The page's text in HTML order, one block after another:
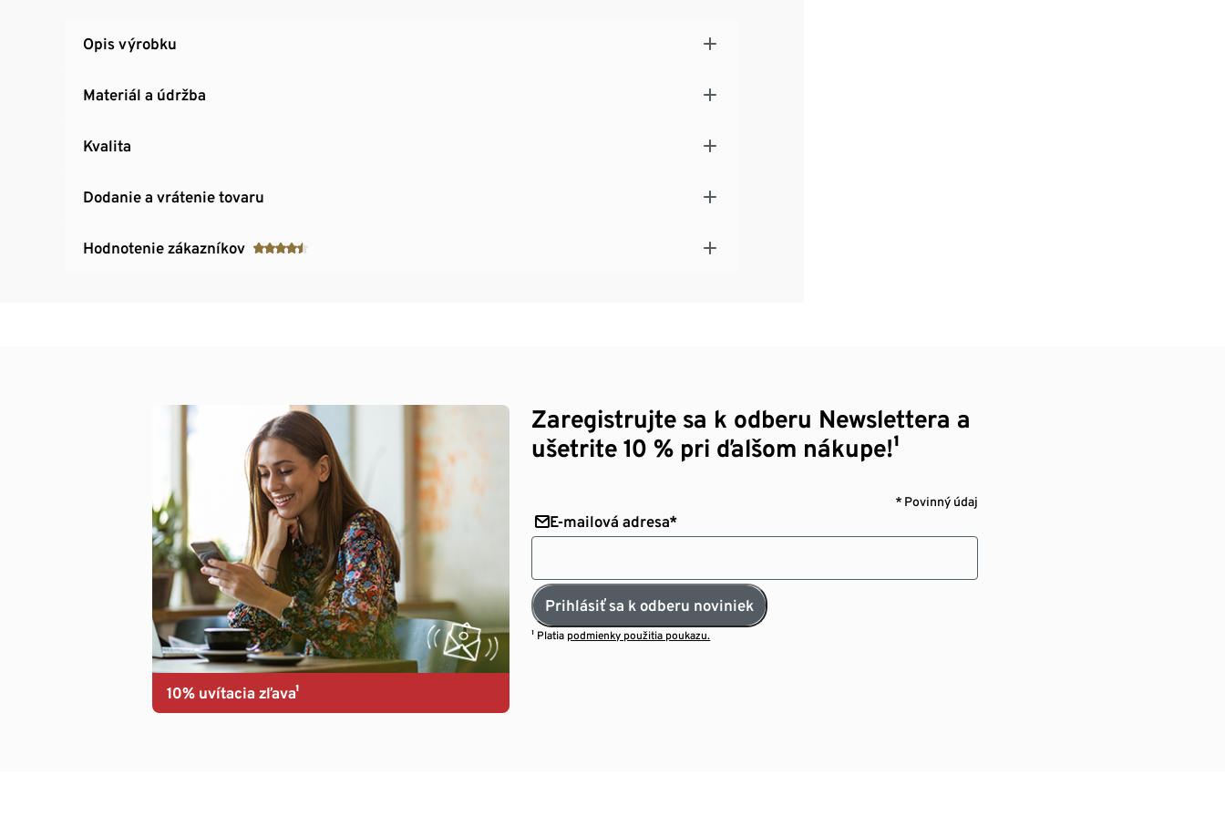
Opis výrobku
Materiál a údržba
Kvalita
Dodanie a vrátenie tovaru
Hodnotenie zákazníkov
10% uvítacia zľava¹
Zaregistrujte sa k odberu Newslettera a
ušetrite 10 % pri ďalšom nákupe!¹
* Povinný údaj
E-mailová adresa*
Prihlásiť sa k odberu noviniek
¹ Platia podmienky použitia poukazu.